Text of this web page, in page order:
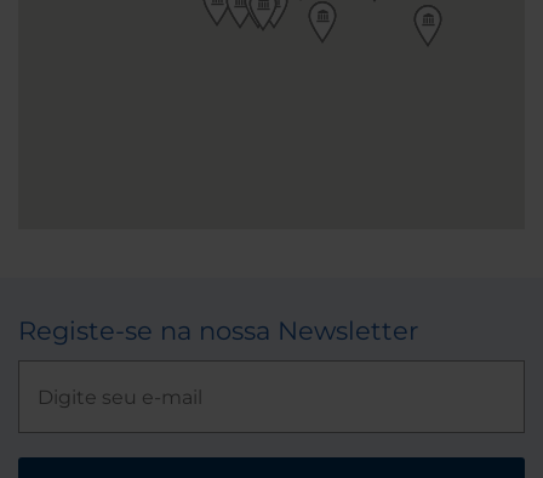
Registe-se na nossa Newsletter